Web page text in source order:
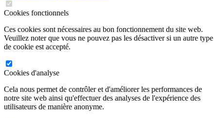
Cookies fonctionnels
Ces cookies sont nécessaires au bon fonctionnement du site web.
Veuillez noter que vous ne pouvez pas les désactiver si un autre type
de cookie est accepté.
Cookies d'analyse
Cela nous permet de contrôler et d'améliorer les performances de
notre site web ainsi qu'effectuer des analyses de l'expérience des
utilisateurs de manière anonyme.